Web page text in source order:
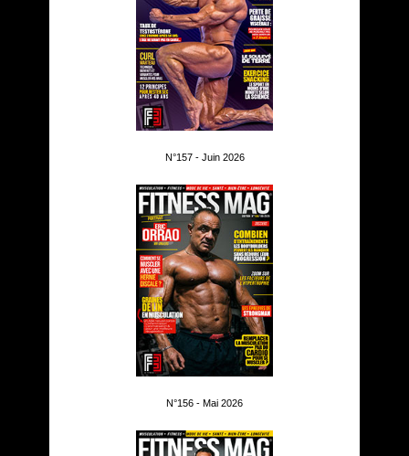
N°157 - Juin 2026
N°156 - Mai 2026